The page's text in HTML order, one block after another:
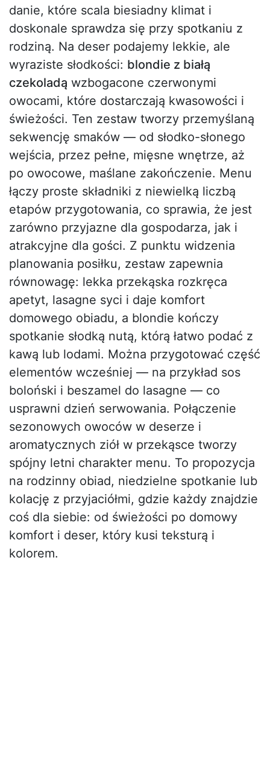
danie, które scala biesiadny klimat i
doskonale sprawdza się przy spotkaniu z
rodziną. Na deser podajemy lekkie, ale
wyraziste słodkości: blondie z białą
czekoladą wzbogacone czerwonymi
owocami, które dostarczają kwasowości i
świeżości. Ten zestaw tworzy przemyślaną
sekwencję smaków — od słodko-słonego
wejścia, przez pełne, mięsne wnętrze, aż
po owocowe, maślane zakończenie. Menu
łączy proste składniki z niewielką liczbą
etapów przygotowania, co sprawia, że jest
zarówno przyjazne dla gospodarza, jak i
atrakcyjne dla gości. Z punktu widzenia
planowania posiłku, zestaw zapewnia
równowagę: lekka przekąska rozkręca
apetyt, lasagne syci i daje komfort
domowego obiadu, a blondie kończy
spotkanie słodką nutą, którą łatwo podać z
kawą lub lodami. Można przygotować część
elementów wcześniej — na przykład sos
boloński i beszamel do lasagne — co
usprawni dzień serwowania. Połączenie
sezonowych owoców w deserze i
aromatycznych ziół w przekąsce tworzy
spójny letni charakter menu. To propozycja
na rodzinny obiad, niedzielne spotkanie lub
kolację z przyjaciółmi, gdzie każdy znajdzie
coś dla siebie: od świeżości po domowy
komfort i deser, który kusi teksturą i
kolorem.